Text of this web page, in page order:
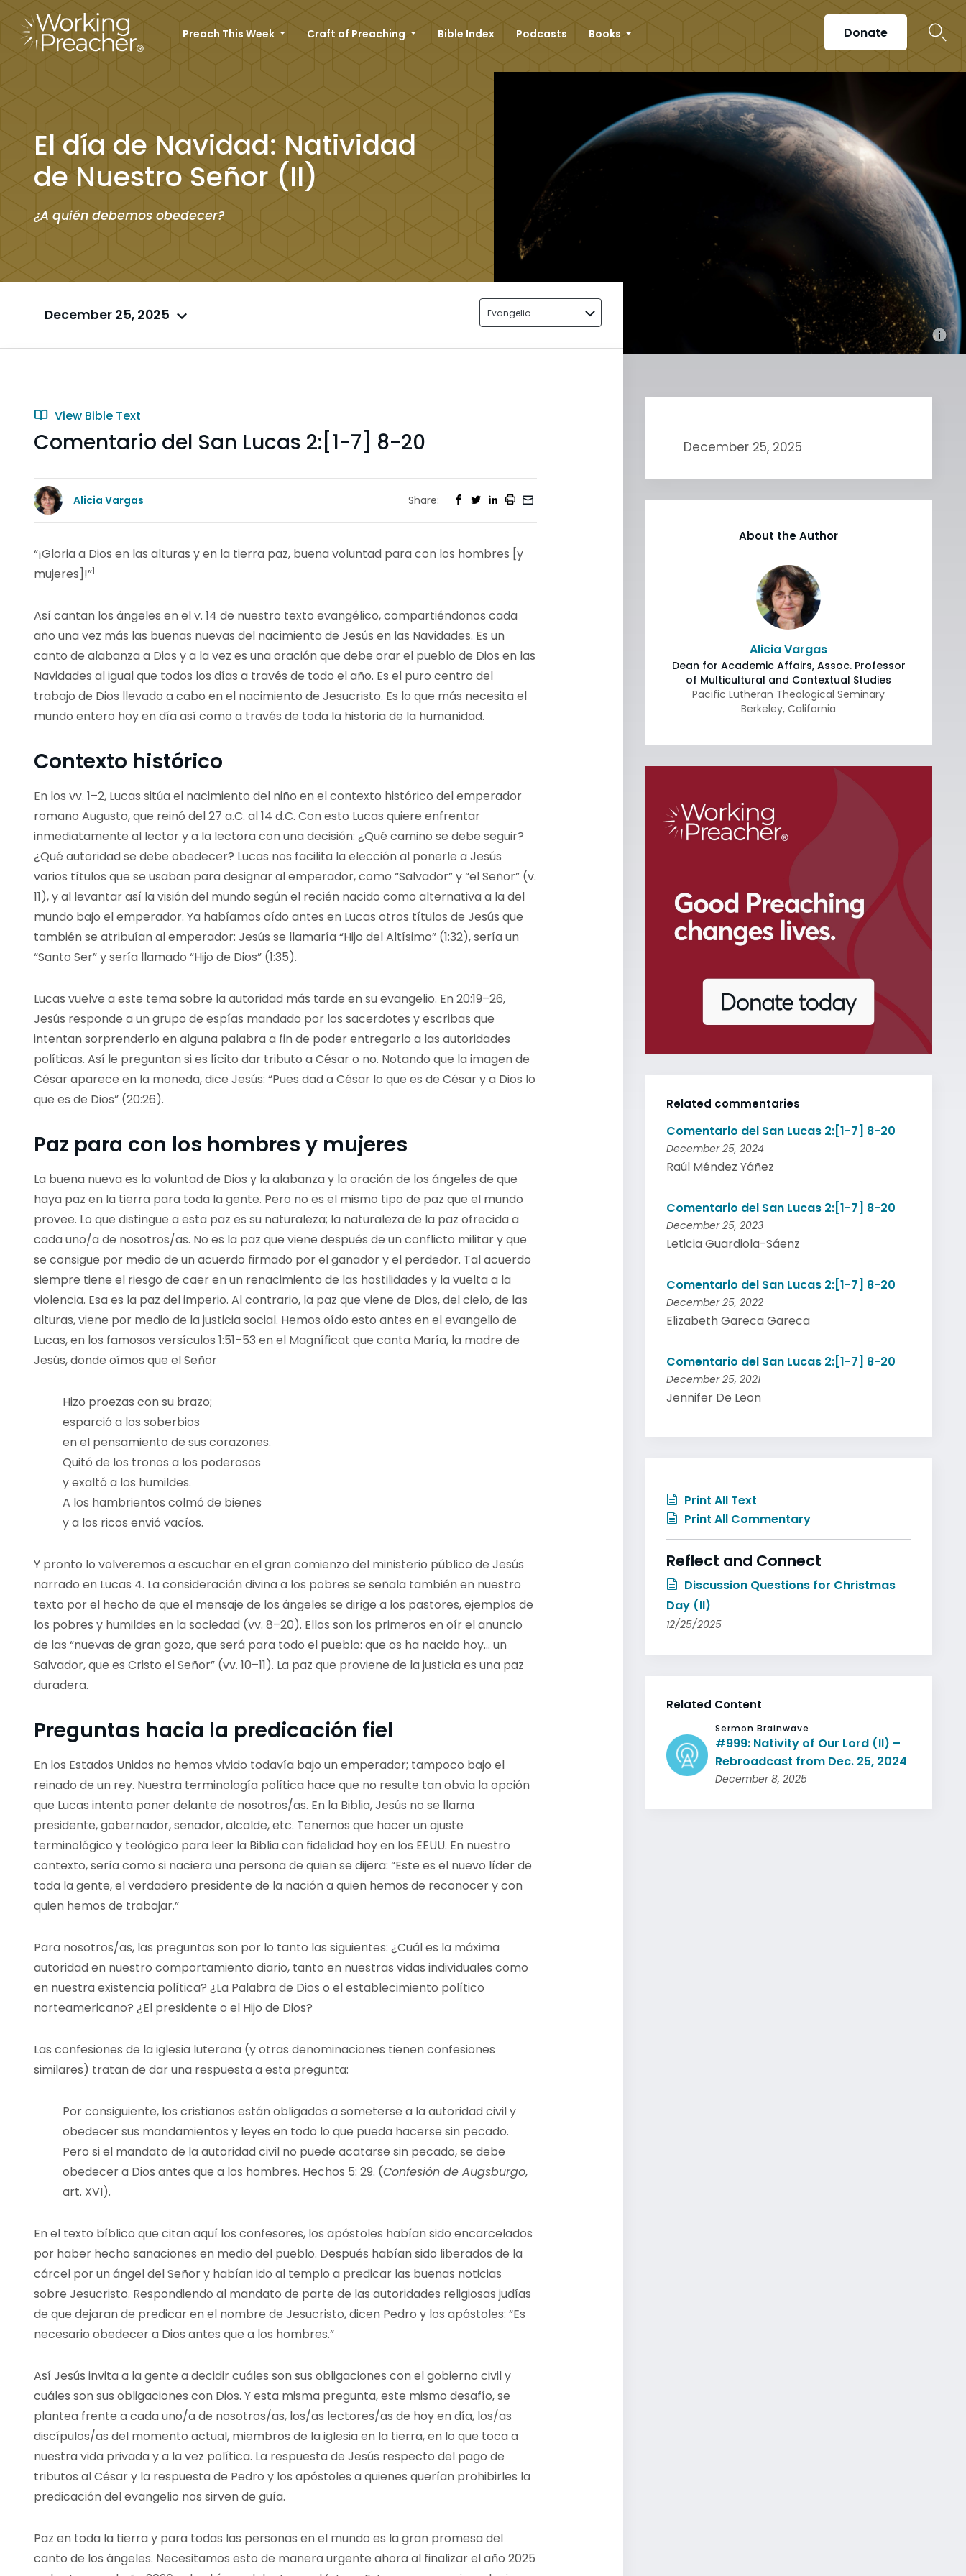
Preach This Week Craft of Preaching Bible Index Podcasts Books Donate
El día de Navidad: Natividad
de Nuestro Señor (II)
¿A quién debemos obedecer?
December 25, 2025 Evangelio
View Bible Text
Comentario del San Lucas 2:[1-7] 8-20
Alicia Vargas Share:
“¡Gloria a Dios en las alturas y en la tierra paz, buena voluntad para con los hombres [y
mujeres]!”1
Así cantan los ángeles en el v. 14 de nuestro texto evangélico, compartiéndonos cada
año una vez más las buenas nuevas del nacimiento de Jesús en las Navidades. Es un
canto de alabanza a Dios y a la vez es una oración que debe orar el pueblo de Dios en las
Navidades al igual que todos los días a través de todo el año. Es el puro centro del
trabajo de Dios llevado a cabo en el nacimiento de Jesucristo. Es lo que más necesita el
mundo entero hoy en día así como a través de toda la historia de la humanidad.
Contexto histórico
En los vv. 1–2, Lucas sitúa el nacimiento del niño en el contexto histórico del emperador
romano Augusto, que reinó del 27 a.C. al 14 d.C. Con esto Lucas quiere enfrentar
inmediatamente al lector y a la lectora con una decisión: ¿Qué camino se debe seguir?
¿Qué autoridad se debe obedecer? Lucas nos facilita la elección al ponerle a Jesús
varios títulos que se usaban para designar al emperador, como “Salvador” y “el Señor” (v.
11), y al levantar así la visión del mundo según el recién nacido como alternativa a la del
mundo bajo el emperador. Ya habíamos oído antes en Lucas otros títulos de Jesús que
también se atribuían al emperador: Jesús se llamaría “Hijo del Altísimo” (1:32), sería un
“Santo Ser” y sería llamado “Hijo de Dios” (1:35).
Lucas vuelve a este tema sobre la autoridad más tarde en su evangelio. En 20:19–26,
Jesús responde a un grupo de espías mandado por los sacerdotes y escribas que
intentan sorprenderlo en alguna palabra a fin de poder entregarlo a las autoridades
políticas. Así le preguntan si es lícito dar tributo a César o no. Notando que la imagen de
César aparece en la moneda, dice Jesús: “Pues dad a César lo que es de César y a Dios lo
que es de Dios” (20:26).
Paz para con los hombres y mujeres
La buena nueva es la voluntad de Dios y la alabanza y la oración de los ángeles de que
haya paz en la tierra para toda la gente. Pero no es el mismo tipo de paz que el mundo
provee. Lo que distingue a esta paz es su naturaleza; la naturaleza de la paz ofrecida a
cada uno/a de nosotros/as. No es la paz que viene después de un conflicto militar y que
se consigue por medio de un acuerdo firmado por el ganador y el perdedor. Tal acuerdo
siempre tiene el riesgo de caer en un renacimiento de las hostilidades y la vuelta a la
violencia. Esa es la paz del imperio. Al contrario, la paz que viene de Dios, del cielo, de las
alturas, viene por medio de la justicia social. Hemos oído esto antes en el evangelio de
Lucas, en los famosos versículos 1:51–53 en el Magníficat que canta María, la madre de
Jesús, donde oímos que el Señor
Hizo proezas con su brazo;
esparció a los soberbios
en el pensamiento de sus corazones.
Quitó de los tronos a los poderosos
y exaltó a los humildes.
A los hambrientos colmó de bienes
y a los ricos envió vacíos.
Y pronto lo volveremos a escuchar en el gran comienzo del ministerio público de Jesús
narrado en Lucas 4. La consideración divina a los pobres se señala también en nuestro
texto por el hecho de que el mensaje de los ángeles se dirige a los pastores, ejemplos de
los pobres y humildes en la sociedad (vv. 8–20). Ellos son los primeros en oír el anuncio
de las “nuevas de gran gozo, que será para todo el pueblo: que os ha nacido hoy… un
Salvador, que es Cristo el Señor” (vv. 10–11). La paz que proviene de la justicia es una paz
duradera.
Preguntas hacia la predicación fiel
En los Estados Unidos no hemos vivido todavía bajo un emperador; tampoco bajo el
reinado de un rey. Nuestra terminología política hace que no resulte tan obvia la opción
que Lucas intenta poner delante de nosotros/as. En la Biblia, Jesús no se llama
presidente, gobernador, senador, alcalde, etc. Tenemos que hacer un ajuste
terminológico y teológico para leer la Biblia con fidelidad hoy en los EEUU. En nuestro
contexto, sería como si naciera una persona de quien se dijera: “Este es el nuevo líder de
toda la gente, el verdadero presidente de la nación a quien hemos de reconocer y con
quien hemos de trabajar.”
Para nosotros/as, las preguntas son por lo tanto las siguientes: ¿Cuál es la máxima
autoridad en nuestro comportamiento diario, tanto en nuestras vidas individuales como
en nuestra existencia política? ¿La Palabra de Dios o el establecimiento político
norteamericano? ¿El presidente o el Hijo de Dios?
Las confesiones de la iglesia luterana (y otras denominaciones tienen confesiones
similares) tratan de dar una respuesta a esta pregunta:
Por consiguiente, los cristianos están obligados a someterse a la autoridad civil y
obedecer sus mandamientos y leyes en todo lo que pueda hacerse sin pecado.
Pero si el mandato de la autoridad civil no puede acatarse sin pecado, se debe
obedecer a Dios antes que a los hombres. Hechos 5: 29. (Confesión de Augsburgo,
art. XVI).
En el texto bíblico que citan aquí los confesores, los apóstoles habían sido encarcelados
por haber hecho sanaciones en medio del pueblo. Después habían sido liberados de la
cárcel por un ángel del Señor y habían ido al templo a predicar las buenas noticias
sobre Jesucristo. Respondiendo al mandato de parte de las autoridades religiosas judías
de que dejaran de predicar en el nombre de Jesucristo, dicen Pedro y los apóstoles: “Es
necesario obedecer a Dios antes que a los hombres.”
Así Jesús invita a la gente a decidir cuáles son sus obligaciones con el gobierno civil y
cuáles son sus obligaciones con Dios. Y esta misma pregunta, este mismo desafío, se
plantea frente a cada uno/a de nosotros/as, los/as lectores/as de hoy en día, los/as
discípulos/as del momento actual, miembros de la iglesia en la tierra, en lo que toca a
nuestra vida privada y a la vez política. La respuesta de Jesús respecto del pago de
tributos al César y la respuesta de Pedro y los apóstoles a quienes querían prohibirles la
predicación del evangelio nos sirven de guía.
Paz en toda la tierra y para todas las personas en el mundo es la gran promesa del
canto de los ángeles. Necesitamos esto de manera urgente ahora al finalizar el año 2025
December 25, 2025
About the Author
Alicia Vargas
Dean for Academic Affairs, Assoc. Professor
of Multicultural and Contextual Studies
Pacific Lutheran Theological Seminary
Berkeley, California
Related commentaries
Comentario del San Lucas 2:[1-7] 8-20
December 25, 2024
Raúl Méndez Yáñez
Comentario del San Lucas 2:[1-7] 8-20
December 25, 2023
Leticia Guardiola-Sáenz
Comentario del San Lucas 2:[1-7] 8-20
December 25, 2022
Elizabeth Gareca Gareca
Comentario del San Lucas 2:[1-7] 8-20
December 25, 2021
Jennifer De Leon
Print All Text
Print All Commentary
Reflect and Connect
Discussion Questions for Christmas
Day (II)
12/25/2025
Related Content
Sermon Brainwave
#999: Nativity of Our Lord (II) –
Rebroadcast from Dec. 25, 2024
December 8, 2025